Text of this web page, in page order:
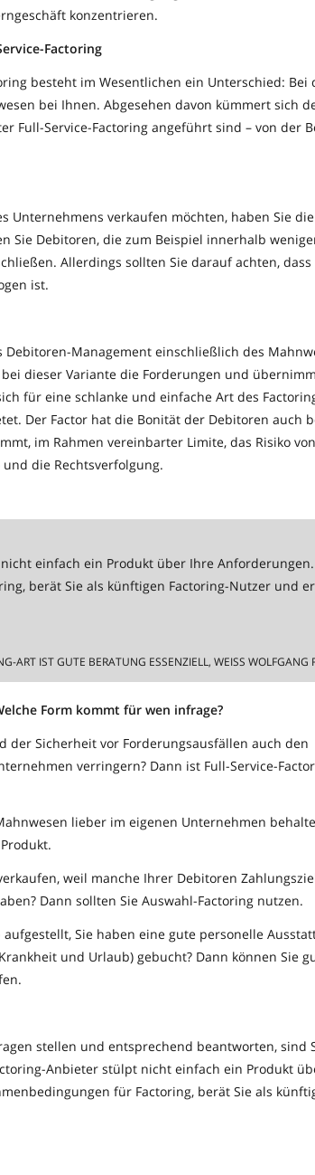
konzentrieren.
Factoring
besteht im Wesentlichen ein Unterschied: Bei
bei Ihnen. Abgesehen davon kümmert sich
Full-Service-Factoring angeführt sind – von der
Unternehmens verkaufen möchten, haben Sie
Sie Debitoren, die zum Beispiel innerhalb
Allerdings sollten Sie darauf achten,
ist.
Management einschließlich des
dieser Variante die Forderungen und
für eine schlanke und einfache Art des
Der Factor hat die Bonität der Debitoren auch
im Rahmen vereinbarter Limite, das Risiko von
die Rechtsverfolgung.
einfach ein Produkt über Ihre
berät Sie als künftigen Factoring-Nutzer und
ART IST GUTE BERATUNG ESSENZIELL, WEISS WOLFGANG
Form kommt für wen infrage?
der Sicherheit vor Forderungsausfällen auch den
verringern? Dann ist Full-Service-
lieber im eigenen Unternehmen
weil manche Ihrer Debitoren
Dann sollten Sie Auswahl-Factoring nutzen.
Sie haben eine gute personelle
und Urlaub) gebucht? Dann können Sie
stellen und entsprechend beantworten, sind
Anbieter stülpt nicht einfach ein Produkt
für Factoring, berät Sie als